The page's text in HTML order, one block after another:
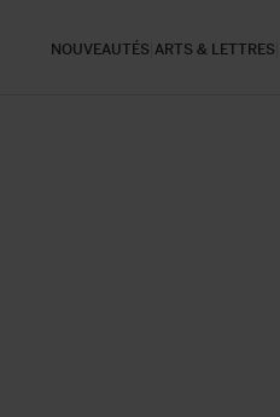
NOUVEAUTÉS ARTS & LETTRES